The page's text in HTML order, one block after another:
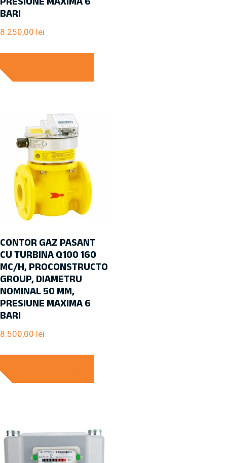
BARI
8.250,00 lei
CONTOR GAZ PASANT
CU TURBINA Q100 160
MC/H, PROCONSTRUCTO
GROUP, DIAMETRU
NOMINAL 50 MM,
PRESIUNE MAXIMA 6
BARI
8.500,00 lei